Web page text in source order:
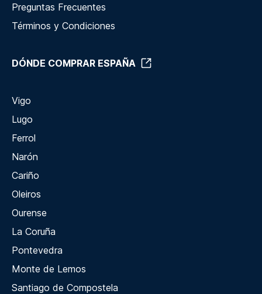
Preguntas Frecuentes
Términos y Condiciones
DÓNDE COMPRAR ESPAÑA
Vigo
Lugo
Ferrol
Narón
Cariño
Oleiros
Ourense
La Coruña
Pontevedra
Monte de Lemos
Santiago de Compostela